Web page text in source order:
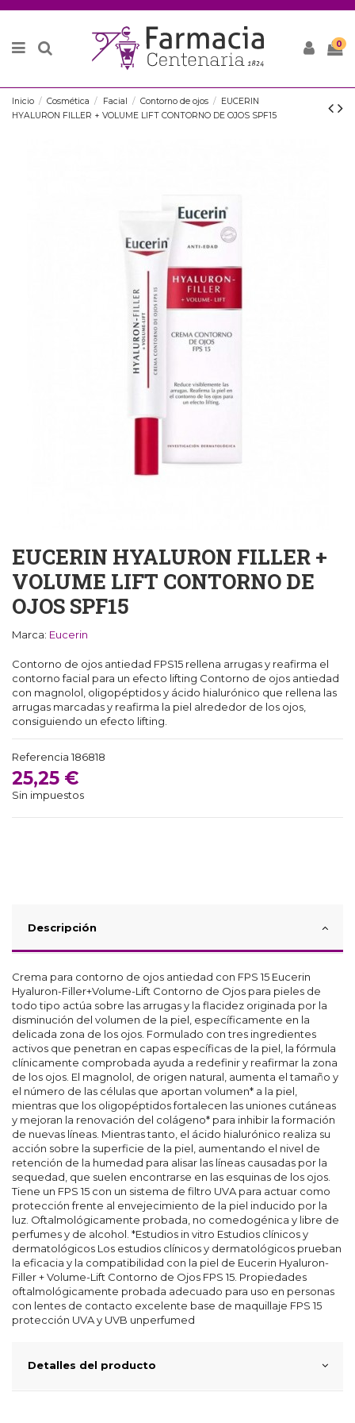
0
Inicio Cosmética Facial Contorno de ojos
EUCERIN
HYALURON FILLER + VOLUME LIFT CONTORNO DE OJOS SPF15
EUCERIN HYALURON FILLER +
VOLUME LIFT CONTORNO DE
OJOS SPF15
Marca: Eucerin
Contorno de ojos antiedad FPS15 rellena arrugas y reafirma el
contorno facial para un efecto lifting Contorno de ojos antiedad
con magnolol, oligopéptidos y ácido hialurónico que rellena las
arrugas marcadas y reafirma la piel alrededor de los ojos,
consiguiendo un efecto lifting.
Referencia 186818
25,25 €
Sin impuestos
Descripción
Crema para contorno de ojos antiedad con FPS 15 Eucerin
Hyaluron-Filler+Volume-Lift Contorno de Ojos para pieles de
todo tipo actúa sobre las arrugas y la flacidez originada por la
disminución del volumen de la piel, específicamente en la
delicada zona de los ojos. Formulado con tres ingredientes
activos que penetran en capas específicas de la piel, la fórmula
clínicamente comprobada ayuda a redefinir y reafirmar la zona
de los ojos. El magnolol, de origen natural, aumenta el tamaño y
el número de las células que aportan volumen* a la piel,
mientras que los oligopéptidos fortalecen las uniones cutáneas
y mejoran la renovación del colágeno* para inhibir la formación
de nuevas líneas. Mientras tanto, el ácido hialurónico realiza su
acción sobre la superficie de la piel, aumentando el nivel de
retención de la humedad para alisar las líneas causadas por la
sequedad, que suelen encontrarse en las esquinas de los ojos.
Tiene un FPS 15 con un sistema de filtro UVA para actuar como
protección frente al envejecimiento de la piel inducido por la
luz. Oftalmológicamente probada, no comedogénica y libre de
perfumes y de alcohol. *Estudios in vitro Estudios clínicos y
dermatológicos Los estudios clínicos y dermatológicos prueban
la eficacia y la compatibilidad con la piel de Eucerin Hyaluron-
Filler + Volume-Lift Contorno de Ojos FPS 15. Propiedades
oftalmológicamente probada adecuado para uso en personas
con lentes de contacto excelente base de maquillaje FPS 15
protección UVA y UVB unperfumed
Detalles del producto